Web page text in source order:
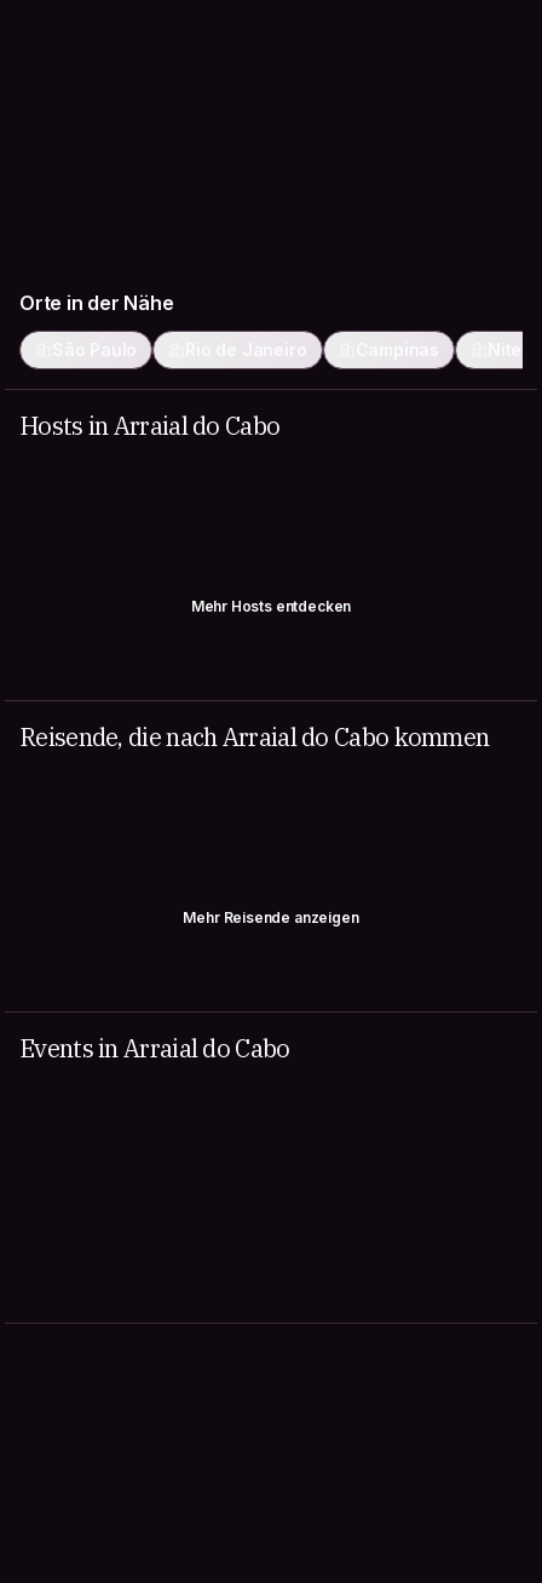
Orte in der Nähe
São Paulo Rio de Janeiro Campinas
Hosts in Arraial do Cabo
Mehr Hosts entdecken
Reisende, die nach Arraial do Cabo kommen
Mehr Reisende anzeigen
Events in Arraial do Cabo